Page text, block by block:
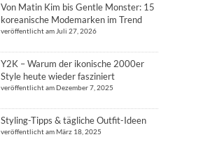
Von Matin Kim bis Gentle Monster: 15
koreanische Modemarken im Trend
veröffentlicht am Juli 27, 2026
Y2K – Warum der ikonische 2000er
Style heute wieder fasziniert
veröffentlicht am Dezember 7, 2025
Styling-Tipps & tägliche Outfit-Ideen
veröffentlicht am März 18, 2025